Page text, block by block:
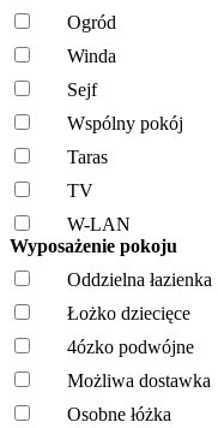
Ogród
Winda
Sejf
Wspólny pokój
Taras
TV
W-LAN
Wyposażenie pokoju
Oddzielna łazienka
Łożko dziecięce
4ózko podwójne
Możliwa dostawka
Osobne łóżka